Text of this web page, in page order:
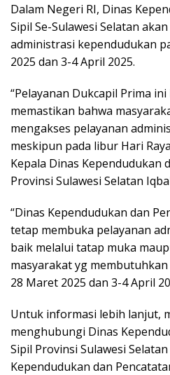
Dalam Negeri RI, Dinas
Sipil Se-Sulawesi Selatan
administrasi kependudukan
2025 dan 3-4 April 2025.
“Pelayanan Dukcapil Prima
memastikan bahwa
mengakses pelayanan
meskipun pada libur Hari
Kepala Dinas Kependudukan
Provinsi Sulawesi Selatan
“Dinas Kependudukan dan
tetap membuka pelayanan
baik melalui tatap muka
masyarakat yg
28 Maret 2025 dan 3-4 April
Untuk informasi lebih lanjut,
menghubungi Dinas
Sipil Provinsi Sulawesi
Kependudukan dan